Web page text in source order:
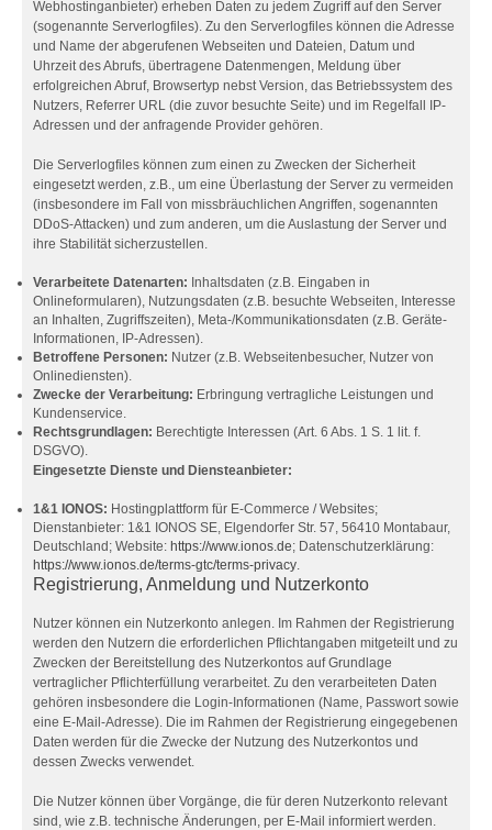
Webhostinganbieter) erheben Daten zu jedem Zugriff auf den Server
(sogenannte Serverlogfiles). Zu den Serverlogfiles können die Adresse
und Name der abgerufenen Webseiten und Dateien, Datum und
Uhrzeit des Abrufs, übertragene Datenmengen, Meldung über
erfolgreichen Abruf, Browsertyp nebst Version, das Betriebssystem des
Nutzers, Referrer URL (die zuvor besuchte Seite) und im Regelfall IP-
Adressen und der anfragende Provider gehören.
Die Serverlogfiles können zum einen zu Zwecken der Sicherheit
eingesetzt werden, z.B., um eine Überlastung der Server zu vermeiden
(insbesondere im Fall von missbräuchlichen Angriffen, sogenannten
DDoS-Attacken) und zum anderen, um die Auslastung der Server und
ihre Stabilität sicherzustellen.
Verarbeitete Datenarten: Inhaltsdaten (z.B. Eingaben in
Onlineformularen), Nutzungsdaten (z.B. besuchte Webseiten, Interesse
an Inhalten, Zugriffszeiten), Meta-/Kommunikationsdaten (z.B. Geräte-
Informationen, IP-Adressen).
Betroffene Personen: Nutzer (z.B. Webseitenbesucher, Nutzer von
Onlinediensten).
Zwecke der Verarbeitung: Erbringung vertragliche Leistungen und
Kundenservice.
Rechtsgrundlagen: Berechtigte Interessen (Art. 6 Abs. 1 S. 1 lit. f.
DSGVO).
Eingesetzte Dienste und Diensteanbieter:
1&1 IONOS: Hostingplattform für E-Commerce / Websites;
Dienstanbieter: 1&1 IONOS SE, Elgendorfer Str. 57, 56410 Montabaur,
Deutschland; Website: https://www.ionos.de; Datenschutzerklärung:
https://www.ionos.de/terms-gtc/terms-privacy.
Registrierung, Anmeldung und Nutzerkonto
Nutzer können ein Nutzerkonto anlegen. Im Rahmen der Registrierung
werden den Nutzern die erforderlichen Pflichtangaben mitgeteilt und zu
Zwecken der Bereitstellung des Nutzerkontos auf Grundlage
vertraglicher Pflichterfüllung verarbeitet. Zu den verarbeiteten Daten
gehören insbesondere die Login-Informationen (Name, Passwort sowie
eine E-Mail-Adresse). Die im Rahmen der Registrierung eingegebenen
Daten werden für die Zwecke der Nutzung des Nutzerkontos und
dessen Zwecks verwendet.
Die Nutzer können über Vorgänge, die für deren Nutzerkonto relevant
sind, wie z.B. technische Änderungen, per E-Mail informiert werden.